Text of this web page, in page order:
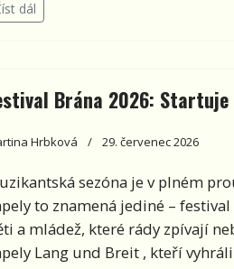
dál
Brána 2026:
Hrbková 29. červenec 2026
sezóna je v plném
to znamená jediné –
a mládež, které rády zpívají
Lang und Breit , kteří